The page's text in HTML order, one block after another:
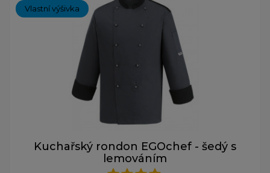
Vlastní výšivka
Kuchařský rondon EGOchef - šedý s
lemováním